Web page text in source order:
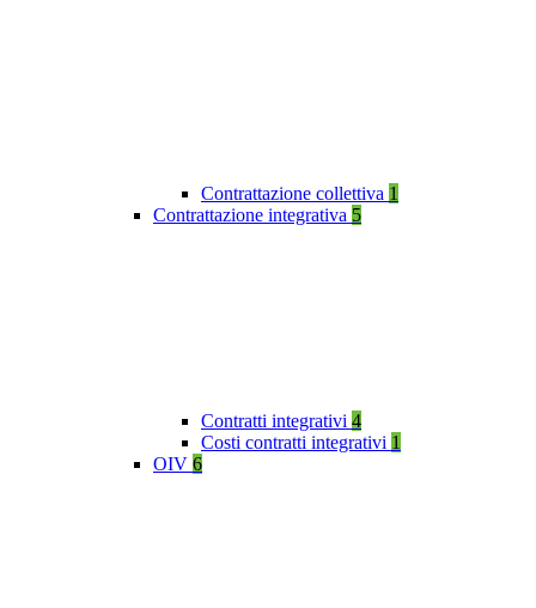
Contrattazione collettiva 1
Contrattazione integrativa 5
Contratti integrativi 4
Costi contratti integrativi 1
OIV 6